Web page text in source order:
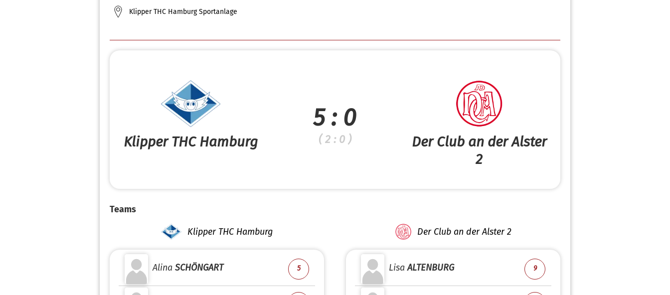
Klipper THC Hamburg Sportanlage
Klipper THC Hamburg
5 : 0
( 2 : 0 )
Der Club an der Alster
2
Teams
Klipper THC Hamburg
Alina SCHÖNGART 5
Der Club an der Alster 2
Lisa ALTENBURG 9